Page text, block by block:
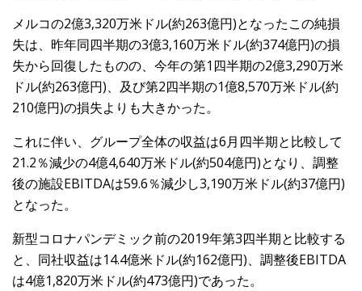
メルコの2億3,320万米ドル(約263億円)となったこの純損
失は、昨年同四半期の3億3,160万米ドル(約374億円)の損
失から回復したものの、今年の第1四半期の2億3,290万米
ドル(約263億円)、及び第2四半期の1億8,570万米ドル(約
210億円)の損失よりも大きかった。
これに伴い、グループ全体の収益は6月四半期と比較して
21.2％減少の4億4,640万米ドル(約504億円)となり、調整
後の施設EBITDAは59.6％減少し3,190万米ドル(約37億円)
となった。
新型コロナパンデミック前の2019年第3四半期と比較する
と、同社収益は14.4億米ドル(約162億円)、調整後EBITDA
は4億1,820万米ドル(約473億円)であった。